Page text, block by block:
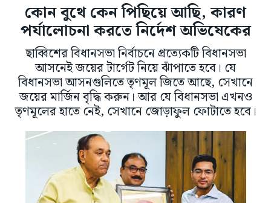
কোন বুথে কেন পিছিয়ে আছি, কারণ
পর্যালোচনা করতে নির্দেশ অভিষেকের
ছাব্বিশের বিধানসভা নির্বাচনে প্রত্যেকটি বিধানসভা
আসনেই জয়ের টার্গেট নিয়ে ঝাঁপাতে হবে। যে
বিধানসভা আসনগুলিতে তৃণমূল জিতে আছে, সেখানে
জয়ের মার্জিন বৃদ্ধি করুন। আর যে বিধানসভা এখনও
তৃণমূলের হাতে নেই, সেখানে জোড়াফুল ফোটাতে হবে।